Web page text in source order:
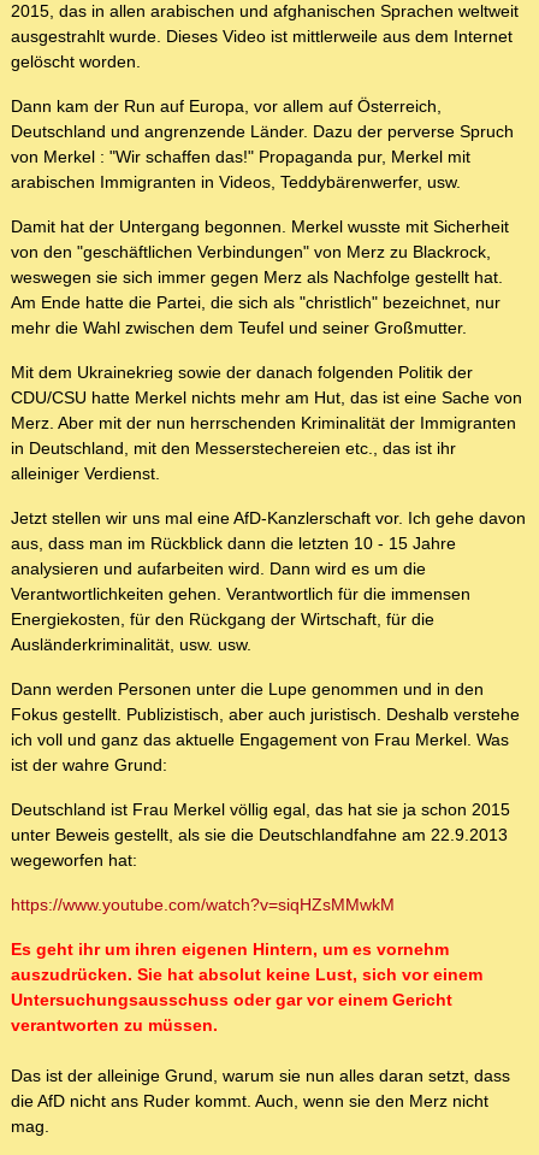
2015, das in allen arabischen und afghanischen Sprachen weltweit
ausgestrahlt wurde. Dieses Video ist mittlerweile aus dem Internet
gelöscht worden.
Dann kam der Run auf Europa, vor allem auf Österreich,
Deutschland und angrenzende Länder. Dazu der perverse Spruch
von Merkel : "Wir schaffen das!" Propaganda pur, Merkel mit
arabischen Immigranten in Videos, Teddybärenwerfer, usw.
Damit hat der Untergang begonnen. Merkel wusste mit Sicherheit
von den "geschäftlichen Verbindungen" von Merz zu Blackrock,
weswegen sie sich immer gegen Merz als Nachfolge gestellt hat.
Am Ende hatte die Partei, die sich als "christlich" bezeichnet, nur
mehr die Wahl zwischen dem Teufel und seiner Großmutter.
Mit dem Ukrainekrieg sowie der danach folgenden Politik der
CDU/CSU hatte Merkel nichts mehr am Hut, das ist eine Sache von
Merz. Aber mit der nun herrschenden Kriminalität der Immigranten
in Deutschland, mit den Messerstechereien etc., das ist ihr
alleiniger Verdienst.
Jetzt stellen wir uns mal eine AfD-Kanzlerschaft vor. Ich gehe davon
aus, dass man im Rückblick dann die letzten 10 - 15 Jahre
analysieren und aufarbeiten wird. Dann wird es um die
Verantwortlichkeiten gehen. Verantwortlich für die immensen
Energiekosten, für den Rückgang der Wirtschaft, für die
Ausländerkriminalität, usw. usw.
Dann werden Personen unter die Lupe genommen und in den
Fokus gestellt. Publizistisch, aber auch juristisch. Deshalb verstehe
ich voll und ganz das aktuelle Engagement von Frau Merkel. Was
ist der wahre Grund:
Deutschland ist Frau Merkel völlig egal, das hat sie ja schon 2015
unter Beweis gestellt, als sie die Deutschlandfahne am 22.9.2013
wegeworfen hat:
https://www.youtube.com/watch?v=siqHZsMMwkM
Es geht ihr um ihren eigenen Hintern, um es vornehm
auszudrücken. Sie hat absolut keine Lust, sich vor einem
Untersuchungsausschuss oder gar vor einem Gericht
verantworten zu müssen.
Das ist der alleinige Grund, warum sie nun alles daran setzt, dass
die AfD nicht ans Ruder kommt. Auch, wenn sie den Merz nicht
mag.